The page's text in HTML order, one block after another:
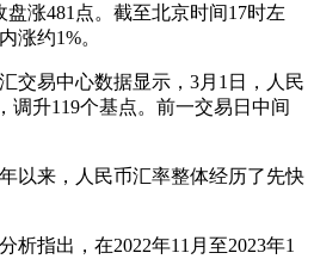
盘涨481点。截至北京时间17时左
涨约1%。
易中心数据显示，3月1日，人民
调升119个基点。前一交易日中间
来，人民币汇率整体经历了先快
指出，在2022年11月至2023年1